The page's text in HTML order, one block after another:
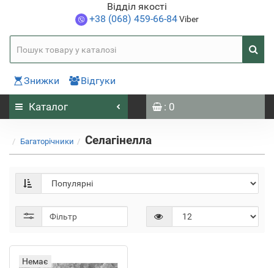
Відділ якості
+38 (068) 459-66-84Viber
Знижки Відгуки
Каталог : 0
Багаторічники Селагінелла
Фільтр
Немає